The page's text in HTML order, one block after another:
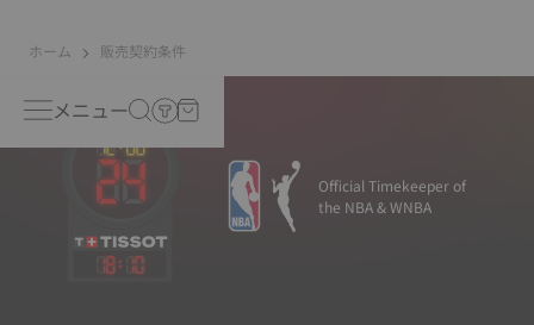
ホーム 販売契約条件
メニュー
18: 10
Official Timekeeper of
the NBA & WNBA